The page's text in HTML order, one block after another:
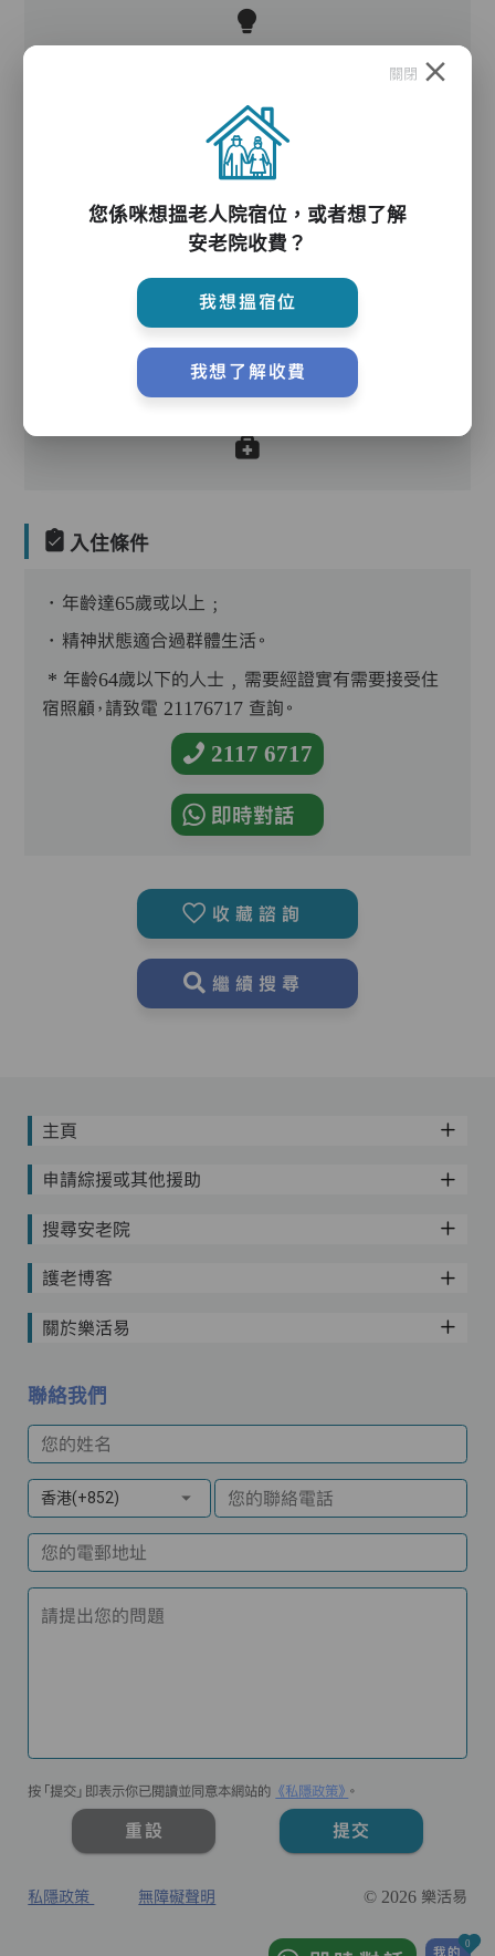
電動輔助起重器
買位標準配備
護理評估、執藥、核派藥、量度生命表徵、協助沐
浴、餵飯、換尿片
入住條件
．年齡達65歲或以上﹔
．精神狀態適合過群體生活。
* 年齡64歲以下的人士﹐需要經證實有需要接受住
宿照顧，請致電 21176717 查詢。
2117 6717
即時對話
收藏諮詢
繼續搜尋
主頁
申請綜援或其他援助
搜尋安老院
護老博客
關於樂活易
聯絡我們
您的姓名
香港(+852) 您的聯絡電話
您的電郵地址
請提出您的問題
按「提交」即表示你已閱讀並同意本網站的 《私隱政策》 。
重設 提交
私隱政策 無障礙聲明 © 2026 樂活易
我的
0
關閉
您係咪想搵老人院宿位，或者想了解
安老院收費？
我想搵宿位
我想了解收費